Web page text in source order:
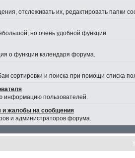
отслеживать их, редактировать папки
но очень удобной функции
о функции календаря форума.
сортировки и поиска при помощи списка
информацию пользователей.
и жалобы на сообщения
и администраторов форума.